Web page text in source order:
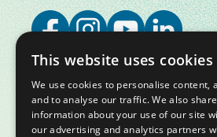
This website uses cookies
We use cookies to personalise content,
and to analyse our traffic. We also share
information about your use of our site
our advertising and analytics partners